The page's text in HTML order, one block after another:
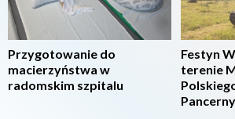
Przygotowanie do
macierzyństwa w
radomskim szpitalu
Festyn
terenie